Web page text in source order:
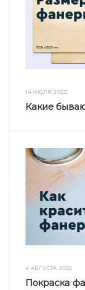
14 ИЮЛЯ 2022
Какие
4 АВГУСТА 2022
Покраска